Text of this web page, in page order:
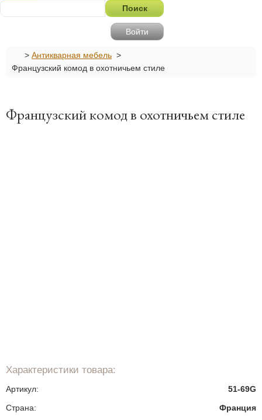
Войти
> Антикварная мебель >
Французский комод в охотничьем стиле
Французский комод в охотничьем стиле
Характеристики товара:
Артикул:
51-69G
Страна:
Франция